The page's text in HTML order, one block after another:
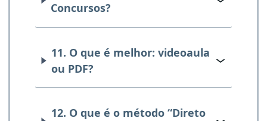
Concursos?
11. O que é melhor: videoaula
ou PDF?
12. O que é o método “Direto